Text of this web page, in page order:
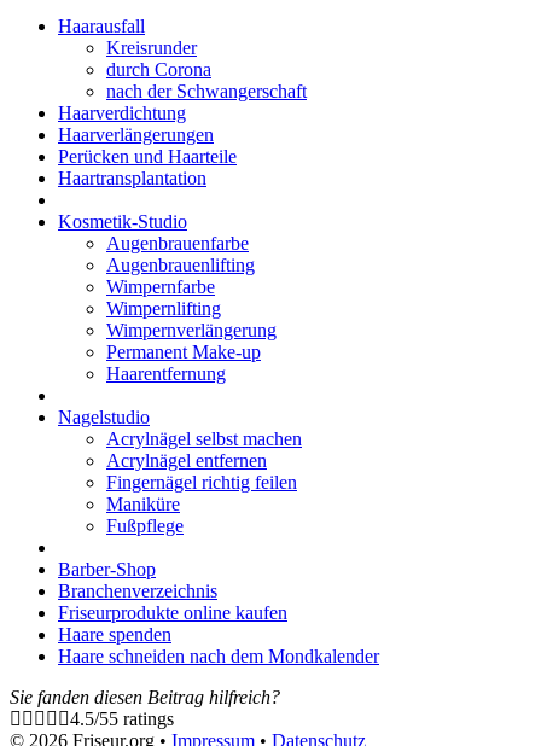
Haarausfall
Kreisrunder
durch Corona
nach der Schwangerschaft
Haarverdichtung
Haarverlängerungen
Perücken und Haarteile
Haartransplantation
Kosmetik-Studio
Augenbrauenfarbe
Augenbrauenlifting
Wimpernfarbe
Wimpernlifting
Wimpernverlängerung
Permanent Make-up
Haarentfernung
Nagelstudio
Acrylnägel selbst machen
Acrylnägel entfernen
Fingernägel richtig feilen
Maniküre
Fußpflege
Barber-Shop
Branchenverzeichnis
Friseurprodukte online kaufen
Haare spenden
Haare schneiden nach dem Mondkalender
Sie fanden diesen Beitrag hilfreich?
4.5/55 ratings
© 2026 Friseur.org • Impressum • Datenschutz